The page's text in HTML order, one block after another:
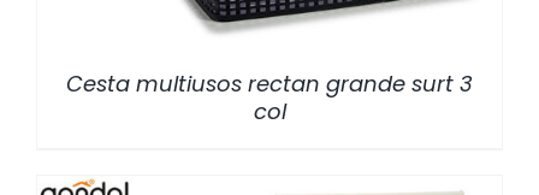
Cesta multiusos rectan grande surt 3
col